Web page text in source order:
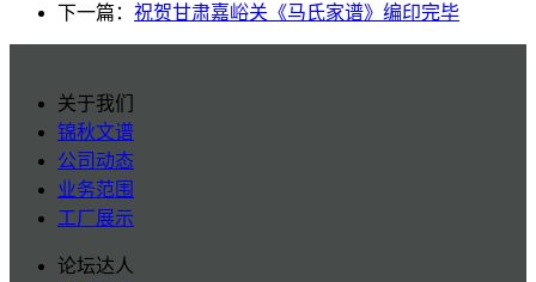
下一篇： 祝贺甘肃嘉峪关《马氏家谱》编印完毕
关于我们
锦秋文谱
公司动态
业务范围
工厂展示
论坛达人